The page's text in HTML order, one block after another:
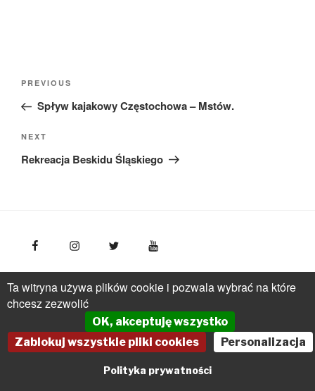
Nawigacja
Previous
Post
PREVIOUS
Spływ kajakowy Częstochowa – Mstów.
Next
Post
NEXT
Rekreacja Beskidu Śląskiego
FotoPolska
Polska Organizacja Turystyczna, ul.
Młynarska 42, VI piętro, 01-171 Warszawa
(48 22) 536 70 70
pot@pot.gov.pl | www.pot.gov.pl | www.polska.travel
Ta witryna używa plików cookie i pozwala wybrać na które
chcesz zezwolić
OK, akceptuję wszystko
Zablokuj wszystkie pliki cookies
Personalizacja
Polityka prywatności